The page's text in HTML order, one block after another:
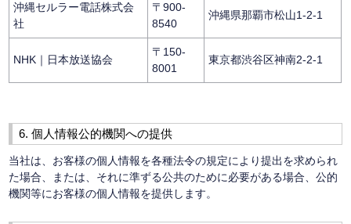
沖縄セルラー電話株式会
社
〒900-
8540
沖縄県那覇市松山1-2-1
NHK｜日本放送協会
〒150-
8001
東京都渋谷区神南2-2-1
6. 個人情報公的機関への提供
当社は、お客様の個人情報を各種法令の規定により提出を求められ
た場合、または、それに準ずる公共のために必要がある場合、公的
機関等にお客様の個人情報を提供します。